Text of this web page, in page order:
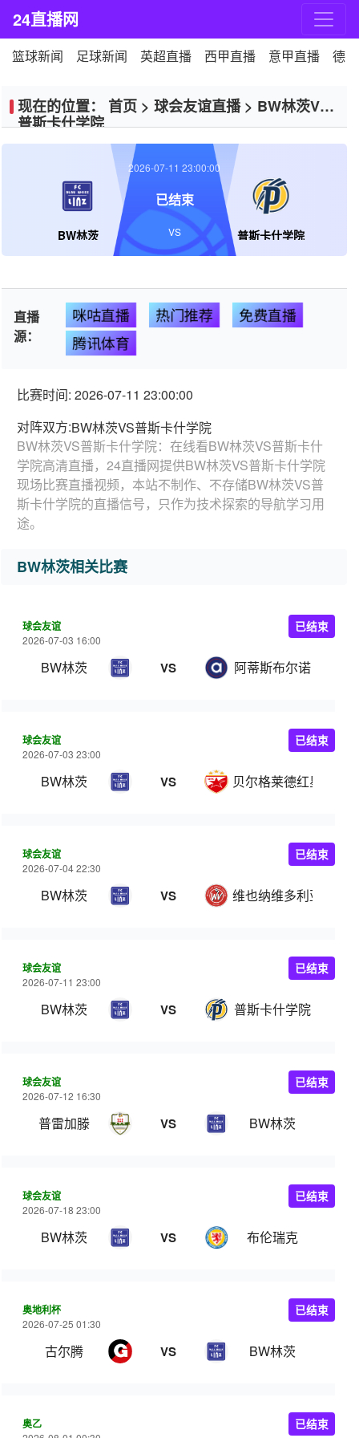
24直播网
篮球新闻 足球新闻 英超直播 西甲直播 意甲直播 德
现在的位置： 首页 > 球会友谊直播> BW林茨VS
普斯卡什学院
BW林茨 普斯卡什学院
2026-07-11 23:00:00
已结束
VS
直播
源：
咪咕直播 热门推荐
免费直播
腾讯体育
比赛时间: 2026-07-11 23:00:00
对阵双方:BW林茨VS普斯卡什学院
BW林茨VS普斯卡什学院：在线看BW林茨VS普斯卡什
学院高清直播，24直播网提供BW林茨VS普斯卡什学院
现场比赛直播视频，本站不制作、不存储BW林茨VS普
斯卡什学院的直播信号，只作为技术探索的导航学习用
途。
BW林茨相关比赛
球会友谊
2026-07-03 16:00
BW林茨 VS 阿蒂斯布尔诺
已结束
球会友谊
2026-07-03 23:00
BW林茨 VS 贝尔格莱德红星
已结束
球会友谊
2026-07-04 22:30
BW林茨 VS 维也纳维多利亚
已结束
球会友谊
2026-07-11 23:00
BW林茨 VS 普斯卡什学院
已结束
球会友谊
2026-07-12 16:30
普雷加滕 VS BW林茨
已结束
球会友谊
2026-07-18 23:00
BW林茨 VS 布伦瑞克
已结束
奥地利杯
2026-07-25 01:30
古尔腾 VS BW林茨
已结束
奥乙 已结束